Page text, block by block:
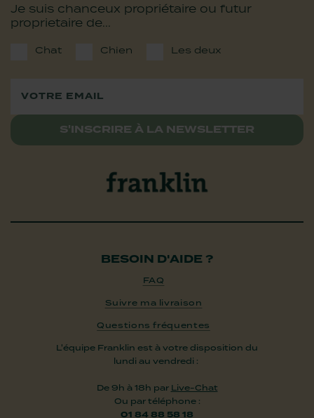
Je suis chanceux propriétaire ou futur
proprietaire de...
Chat Chien Les deux
S'INSCRIRE À LA NEWSLETTER
BESOIN D'AIDE ?
FAQ
Suivre ma livraison
Questions fréquentes
L'équipe Franklin est à votre disposition du
lundi au vendredi :
De 9h à 18h par Live-Chat
Ou par téléphone :
01 84 88 58 18